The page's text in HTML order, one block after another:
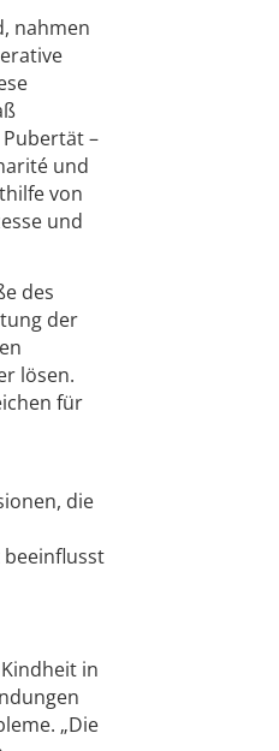
nahmen
–
und
von
und
des
der
lösen.
für
die
in
„Die